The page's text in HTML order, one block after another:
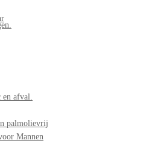
en afval.
palmolievrij
Mannen